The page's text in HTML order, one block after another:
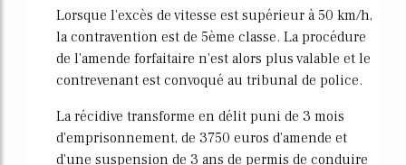
Lorsque l'excès de vitesse est supérieur à 50 km/h,
la contravention est de 5ème classe. La procédure
de l'amende forfaitaire n'est alors plus valable et le
contrevenant est convoqué au tribunal de police.
La récidive transforme en délit puni de 3 mois
d'emprisonnement, de 3750 euros d'amende et
d'une suspension de 3 ans de permis de conduire